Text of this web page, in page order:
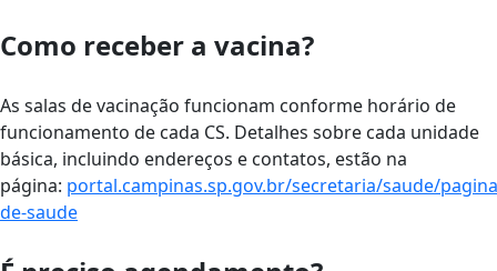
Como receber a vacina?
As salas de vacinação funcionam conforme horário de
funcionamento de cada CS. Detalhes sobre cada unidade
básica, incluindo endereços e contatos, estão na
página: portal.campinas.sp.gov.br/secretaria/saude/
de-saude